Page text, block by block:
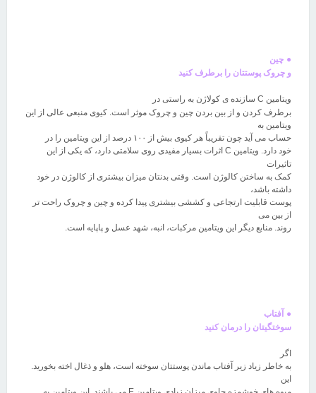
● چین
و چروک پوستتان را برطرف کنید
ویتامین
سازنده ی کولاژن به راستی در
برطرف کردن و از بین بردن چین و چروک موثر است. کیوی منبعی عالی از این
ویتامین به
حساب می آید چون تقریباً هر کیوی بیش از ۱۰۰ درصد از این ویتامین را در
خود دارد. ویتامین
اثرات بسیار مفیدی روی سلامتی دارد، که یکی از این
تاثیرات
کمک به ساختن کالوژن است. وقتی بدنتان میزان بیشتری از کالوژن در خود
داشته باشد،
پوست قابلیت ارتجاعی و کششی بیشتری پیدا کرده و چین و چروک راحت تر
از بین می
روند. منابع دیگر این ویتامین مرکبات، انبه، شهد عسل و پاپایه است
●آفتاب
سوختگیتان را درمان کنید
اگر
به خاطر زیاد زیر آفتاب ماندن پوستتان سوخته است، هلو و ذغال اخته بخورید.
این